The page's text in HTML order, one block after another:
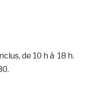
de 10 h à 18 h.